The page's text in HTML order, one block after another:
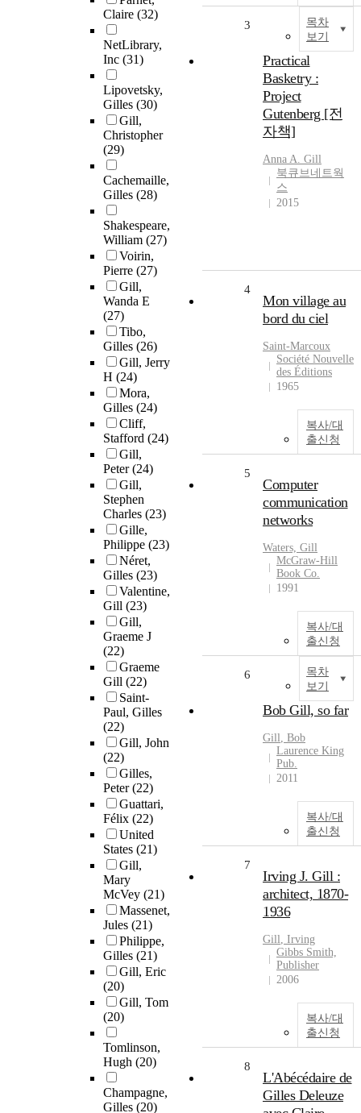
Claire (32)
NetLibrary,
Inc (31)
Lipovetsky,
Gilles (30)
Gill,
Christopher
(29)
Cachemaille,
Gilles (28)
Shakespeare,
William (27)
Voirin,
Pierre (27)
Gill,
Wanda E
(27)
Tibo,
Gilles (26)
Gill, Jerry
H (24)
Mora,
Gilles (24)
Cliff,
Stafford (24)
Gill,
Peter(24)
Gill,
Stephen
Charles (23)
Gille,
Philippe (23)
Néret,
Gilles (23)
Valentine,
Gill (23)
Gill,
Graeme J
(22)
Graeme
Gill (22)
Saint-
Paul, Gilles
(22)
Gill, John
(22)
Gilles,
Peter(22)
Guattari,
Félix (22)
United
States (21)
Gill,
Mary
McVey (21)
Massenet,
Jules (21)
Philippe,
Gilles (21)
Gill, Eric
(20)
Gill, Tom
(20)
Tomlinson,
Hugh (20)
Champagne,
Gilles (20)
목차
보기
3
Practical
Basketry :
Project
Gutenberg [전
자책]
Anna A. Gill
북큐브네트웍
스
2015
4
Mon village au
bord du ciel
Saint-Marcoux
Société Nouvelle
des Éditions
1965
복사/대
출신청
5
Computer
communication
networks
Waters, Gill
McGraw-Hill
Book Co.
1991
복사/대
출신청
목차
보기
6
Bob Gill, so far
Gill, Bob
Laurence King
Pub.
2011
복사/대
출신청
7
Irving J. Gill :
architect, 1870-
1936
Gill, Irving
Gibbs Smith,
Publisher
2006
복사/대
출신청
8
L'Abécédaire de
Gilles Deleuze